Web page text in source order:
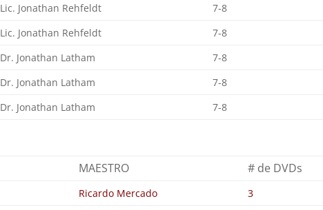
Lic. Jonathan Rehfeldt 7-8
Lic. Jonathan Rehfeldt 7-8
Dr. Jonathan Latham 7-8
Dr. Jonathan Latham 7-8
Dr. Jonathan Latham 7-8
MAESTRO # de DVDs
Ricardo Mercado 3